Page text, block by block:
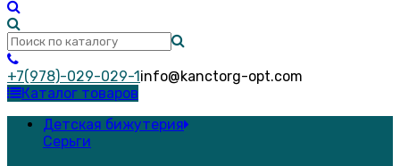
+7(978)-029-029-1info@kanctorg-opt.com
Каталог товаров
Детская бижутерия
Серьги